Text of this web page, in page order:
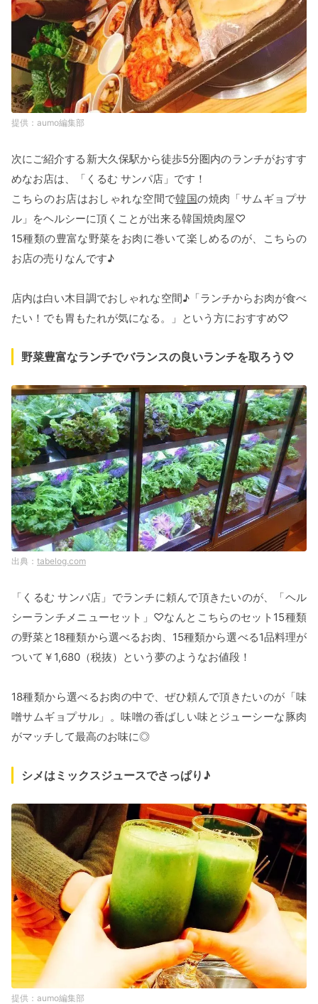
aumo編集部
次にご紹介する新大久保駅から徒歩5分圏内のランチがおすす
めなお店は、「くるむ サンパ店」です！
こちらのお店はおしゃれな空間で韓国の焼肉「サムギョプサ
ル」をヘルシーに頂くことが出来る韓国焼肉屋♡
15種類の豊富な野菜をお肉に巻いて楽しめるのが、こちらの
お店の売りなんです♪
店内は白い木目調でおしゃれな空間♪「ランチからお肉が食べ
たい！でも胃もたれが気になる。」という方におすすめ♡
野菜豊富なランチでバランスの良いランチを取ろう♡
tabelog.com
「くるむ サンパ店」でランチに頼んで頂きたいのが、「ヘル
シーランチメニューセット」♡なんとこちらのセット15種類
の野菜と18種類から選べるお肉、15種類から選べる1品料理が
ついて￥1,680（税抜）という夢のようなお値段！
18種類から選べるお肉の中で、ぜひ頼んで頂きたいのが「味
噌サムギョプサル」。味噌の香ばしい味とジューシーな豚肉
がマッチして最高のお味に◎
シメはミックスジュースでさっぱり♪
aumo編集部